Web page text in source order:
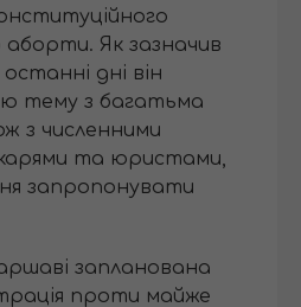
Як зазначив
дні він
тему з багатьма
з численними
та юристами,
запропонувати
запланована
проти майже